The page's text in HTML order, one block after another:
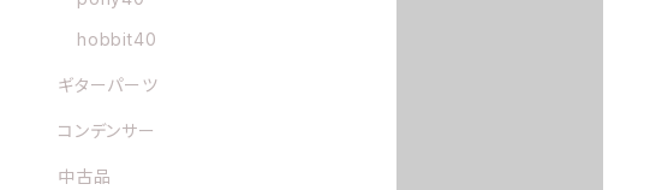
hobbit40
ギターパーツ
コンデンサー
中古品